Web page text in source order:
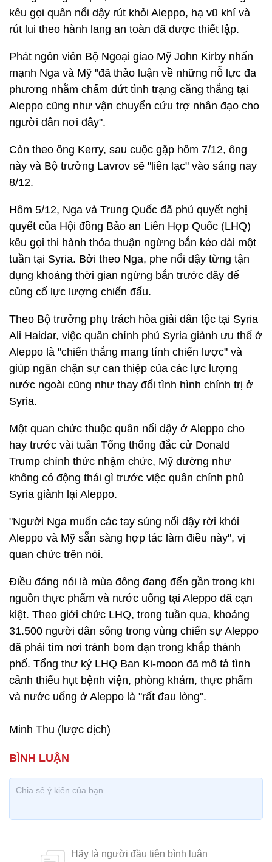
kêu gọi quân nổi dậy rút khỏi Aleppo, hạ vũ khí và
rút lui theo hành lang an toàn đã được thiết lập.
Phát ngôn viên Bộ Ngoại giao Mỹ John Kirby nhấn
mạnh Nga và Mỹ "đã thảo luận về những nỗ lực đa
phương nhằm chấm dứt tình trạng căng thẳng tại
Aleppo cũng như vận chuyển cứu trợ nhân đạo cho
người dân nơi đây".
Còn theo ông Kerry, sau cuộc gặp hôm 7/12, ông
này và Bộ trưởng Lavrov sẽ "liên lạc" vào sáng nay
8/12.
Hôm 5/12, Nga và Trung Quốc đã phủ quyết nghị
quyết của Hội đồng Bảo an Liên Hợp Quốc (LHQ)
kêu gọi thi hành thỏa thuận ngừng bắn kéo dài một
tuần tại Syria. Bởi theo Nga, phe nổi dậy từng tận
dụng khoảng thời gian ngừng bắn trước đây để
củng cố lực lượng chiến đấu.
Theo Bộ trưởng phụ trách hòa giải dân tộc tại Syria
Ali Haidar, việc quân chính phủ Syria giành ưu thế ở
Aleppo là "chiến thắng mang tính chiến lược" và
giúp ngăn chặn sự can thiệp của các lực lượng
nước ngoài cũng như thay đổi tình hình chính trị ở
Syria.
Một quan chức thuộc quân nổi dậy ở Aleppo cho
hay trước vài tuần Tổng thống đắc cử Donald
Trump chính thức nhậm chức, Mỹ dường như
không có động thái gì trước việc quân chính phủ
Syria giành lại Aleppo.
"Người Nga muốn các tay súng nổi dậy rời khỏi
Aleppo và Mỹ sẵn sàng hợp tác làm điều này", vị
quan chức trên nói.
Điều đáng nói là mùa đông đang đến gần trong khi
nguồn thực phẩm và nước uống tại Aleppo đã cạn
kiệt. Theo giới chức LHQ, trong tuần qua, khoảng
31.500 người dân sống trong vùng chiến sự Aleppo
đã phải tìm nơi tránh bom đạn trong khắp thành
phố. Tổng thư ký LHQ Ban Ki-moon đã mô tả tình
cảnh thiếu hụt bệnh viện, phòng khám, thực phẩm
và nước uống ở Aleppo là "rất đau lòng".
Minh Thu (lược dịch)